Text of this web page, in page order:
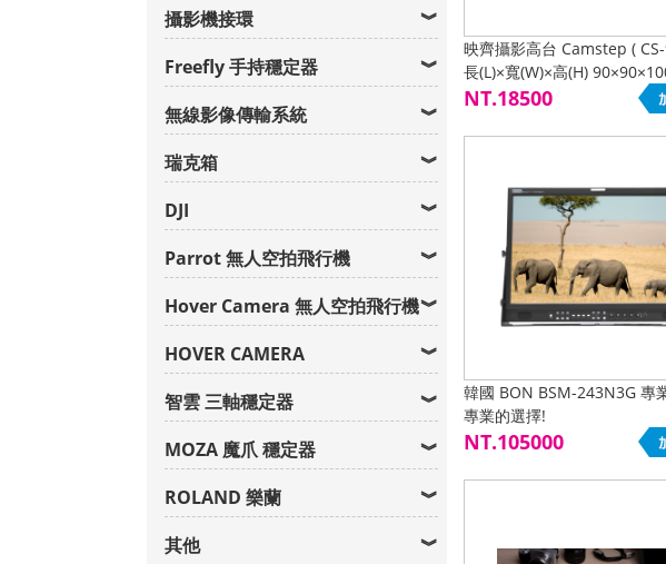
攝影機接環
Freefly 手持穩定器
無線影像傳輸系統
瑞克箱
DJI
Parrot 無人空拍飛行機
Hover Camera 無人空拍飛行機
HOVER CAMERA
智雲 三軸穩定器
MOZA 魔爪 穩定器
ROLAND 樂蘭
其他
映齊攝影高台 Camstep (
長(L)×寬(W)×高(H)
全高100CM
NT.18500
韓國 BON BSM-243N3G 專
專業的選擇!
NT.105000